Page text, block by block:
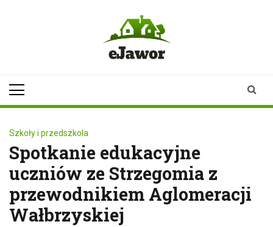
Szkoły i przedszkola
Spotkanie edukacyjne
uczniów ze Strzegomia z
przewodnikiem Aglomeracji
Wałbrzyskiej